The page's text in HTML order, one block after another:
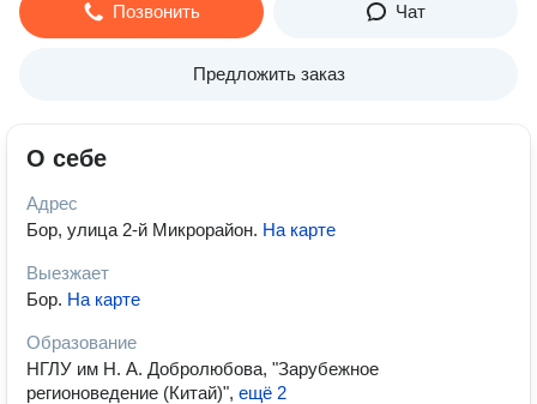
Позвонить Чат
Предложить заказ
О себе
Адрес
Бор, улица 2-й Микрорайон. На карте
Выезжает
Бор. На карте
Образование
НГЛУ им Н. А. Добролюбова, "Зарубежное
регионоведение (Китай)", ещё 2